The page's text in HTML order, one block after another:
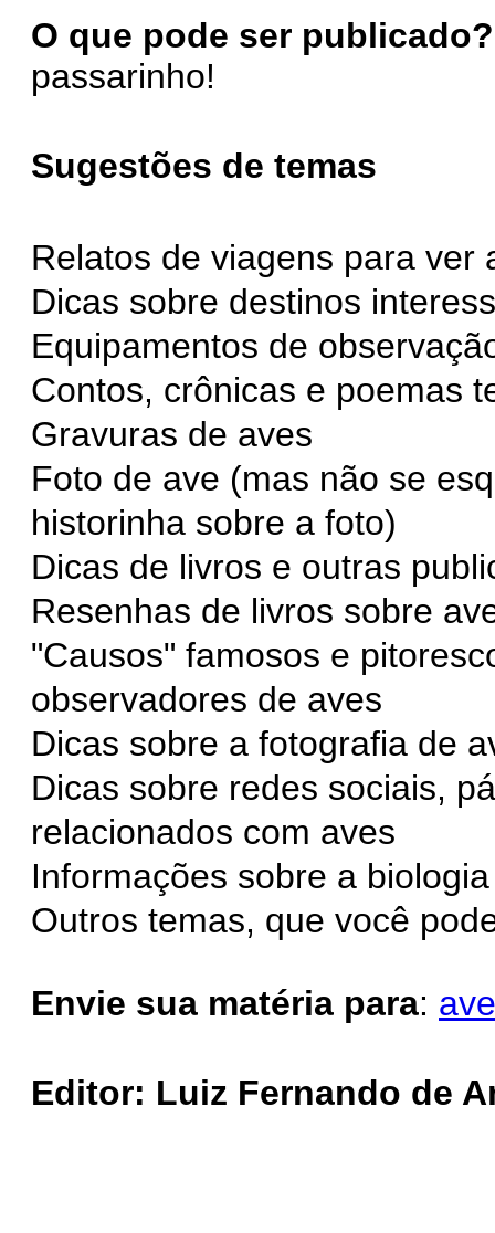
O que pode ser publicado?
passarinho!
Sugestões de temas
Relatos de viagens para ver
Dicas sobre destinos
Equipamentos de
Contos, crônicas e poemas
Gravuras de aves
Foto de ave (mas não se
historinha sobre a foto)
Dicas de livros e outras
Resenhas de livros sobre
"Causos" famosos e
observadores de aves
Dicas sobre a fotografia de
Dicas sobre redes sociais,
relacionados com aves
Informações sobre a
Outros temas, que você
Envie sua matéria para:
Editor: Luiz Fernando de